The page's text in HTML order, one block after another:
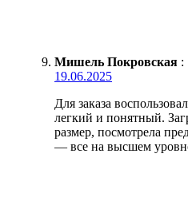
Мишель Покровская :
19.06.2025
Для заказа
легкий и понятный.
размер, посмотрела
— все на высшем